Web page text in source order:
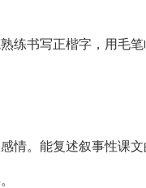
练书写正楷字，用毛笔
情。能复述叙事性课文